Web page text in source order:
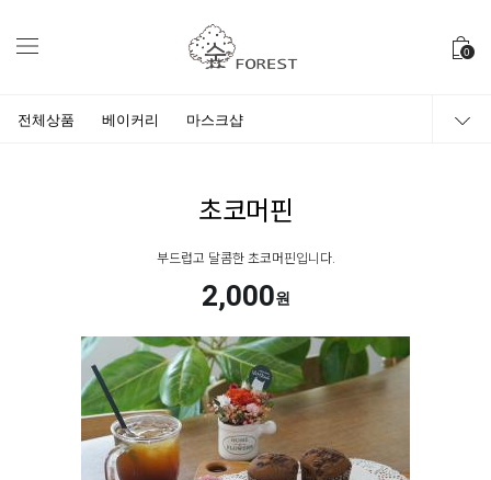
0
전체상품 베이커리 마스크샵
초코머핀
부드럽고 달콤한 초코머핀입니다.
2,000원